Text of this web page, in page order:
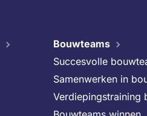
Bouwteams
Succesvolle
Samenwerken in
Verdiepingstraining